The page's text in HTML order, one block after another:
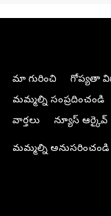
మా గురించి గోప్యతా
మమ్మల్ని సంప్రదించండి
వార్తలు
న్యూస్ ఆర్కైవ్
మమ్మల్ని అనుసరించండి